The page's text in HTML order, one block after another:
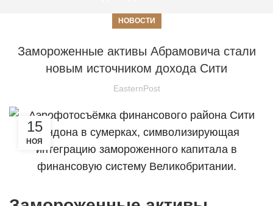
НОВОСТИ
Замороженные активы Абрамовича стали
новым источником дохода Сити
EasternPost
15
НОЯ